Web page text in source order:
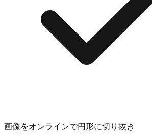
画像をオンラインで円形に切り抜き